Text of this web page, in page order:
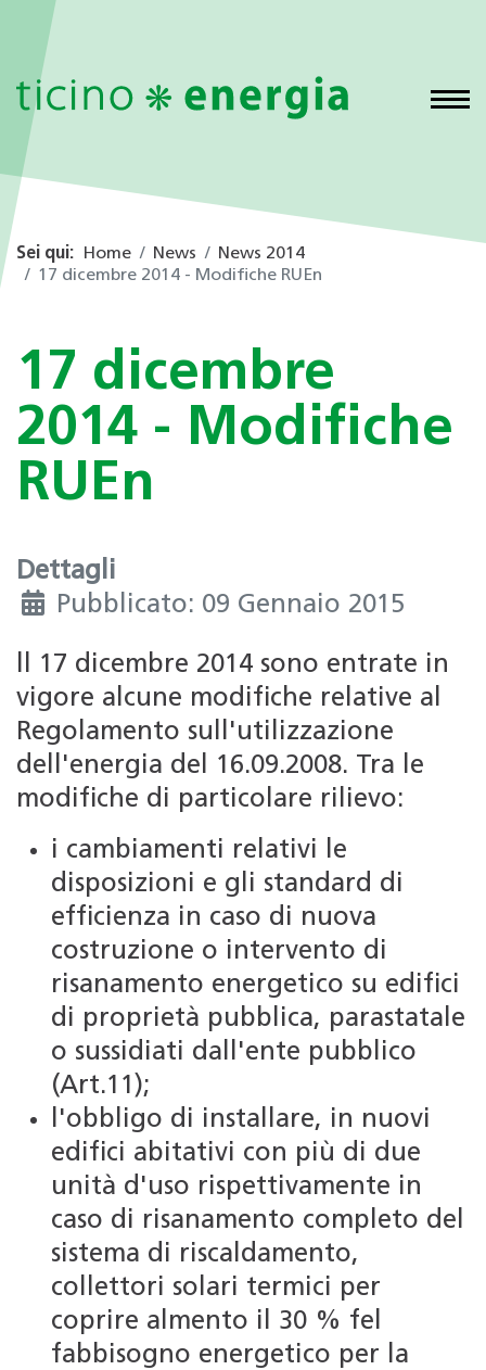
Sei qui: Home News
News 2014
17 dicembre 2014 - Modifiche RUEn
17 dicembre
2014 - Modifiche
RUEn
Dettagli
Pubblicato: 09 Gennaio 2015
ll 17 dicembre 2014 sono entrate in
vigore alcune modifiche relative al
Regolamento sull'utilizzazione
dell'energia del 16.09.2008. Tra le
modifiche di particolare rilievo:
i cambiamenti relativi le
disposizioni e gli standard di
efficienza in caso di nuova
costruzione o intervento di
risanamento energetico su edifici
di proprietà pubblica, parastatale
o sussidiati dall'ente pubblico
(Art.11);
l'obbligo di installare, in nuovi
edifici abitativi con più di due
unità d'uso rispettivamente in
caso di risanamento completo del
sistema di riscaldamento,
collettori solari termici per
coprire almento il 30 % fel
fabbisogno energetico per la